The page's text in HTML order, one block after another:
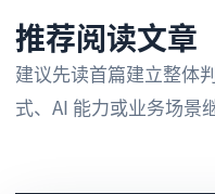
推荐阅读文章
建议先读首篇建立整体
式、AI 能力或业务场景